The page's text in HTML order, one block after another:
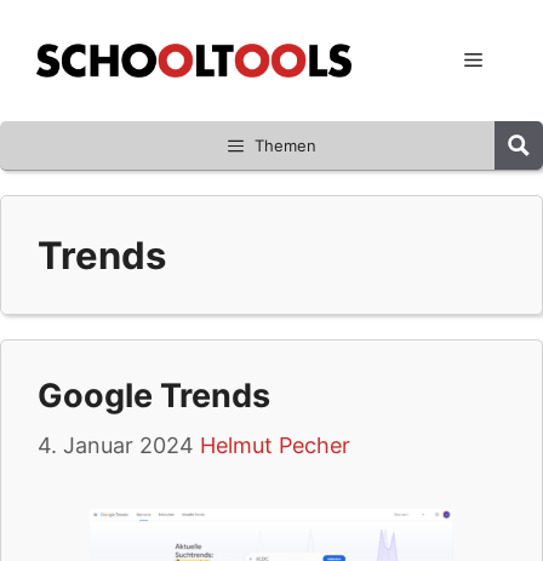
Inhalt
springen
Menü
Themen
Trends
Google Trends
4. Januar 2024 Helmut Pecher